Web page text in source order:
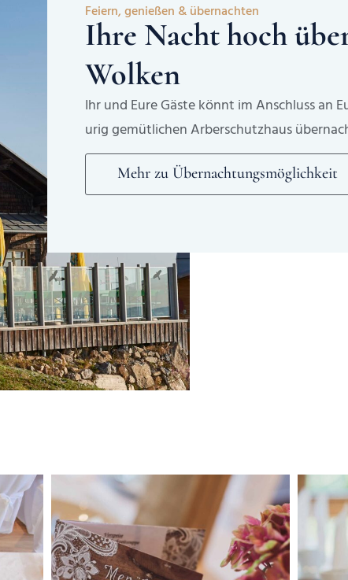
Feiern, genießen & übernachten
Ihre Nacht hoch
Wolken
Ihr und Eure Gäste könnt im Anschluss an
urig gemütlichen Arberschutzhaus
Mehr zu Übernachtungs­möglichkeit